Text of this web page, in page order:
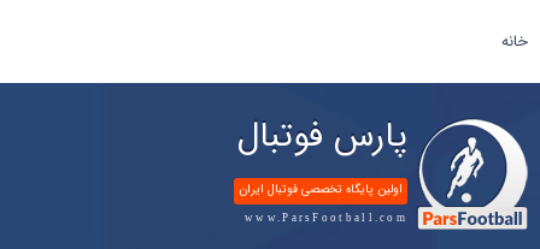
خانه
پارس فوتبال
اولین پایگاه تخصصی فوتبال ایران
www.ParsFootball.com